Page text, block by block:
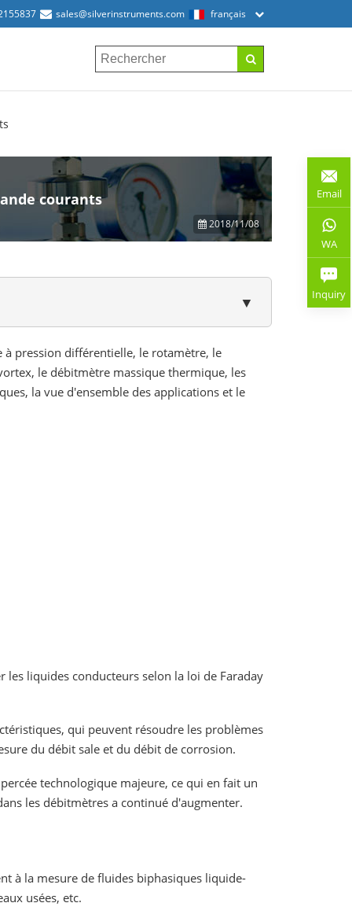
sales@silverinstruments.com français
courants
2018/11/08
▼
pression différentielle, le rotamètre, le
le débitmètre massique thermique, les
la vue d'ensemble des applications et le
liquides conducteurs selon la loi de Faraday
qui peuvent résoudre les problèmes
du débit sale et du débit de corrosion.
technologique majeure, ce qui en fait un
les débitmètres a continué d'augmenter.
à la mesure de fluides biphasiques liquide-
usées, etc.
Email
WA
Inquiry